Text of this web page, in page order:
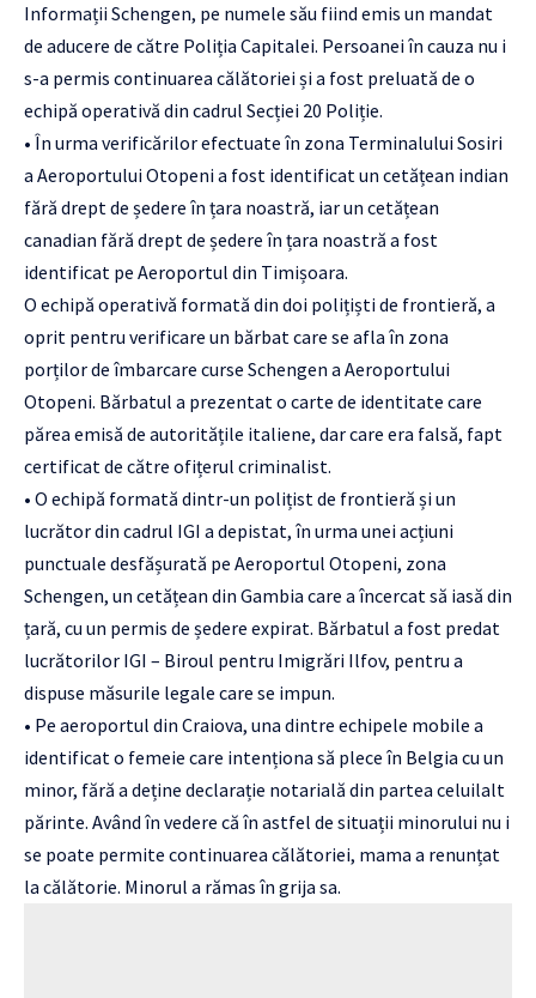
Informații Schengen, pe numele său fiind emis un mandat
de aducere de către Poliția Capitalei. Persoanei în cauza nu i
s-a permis continuarea călătoriei și a fost preluată de o
echipă operativă din cadrul Secției 20 Poliție.
• În urma verificărilor efectuate în zona Terminalului Sosiri
a Aeroportului Otopeni a fost identificat un cetățean indian
fără drept de ședere în țara noastră, iar un cetățean
canadian fără drept de ședere în țara noastră a fost
identificat pe Aeroportul din Timișoara.
O echipă operativă formată din doi polițiști de frontieră, a
oprit pentru verificare un bărbat care se afla în zona
porților de îmbarcare curse Schengen a Aeroportului
Otopeni. Bărbatul a prezentat o carte de identitate care
părea emisă de autoritățile italiene, dar care era falsă, fapt
certificat de către ofițerul criminalist.
• O echipă formată dintr-un polițist de frontieră și un
lucrător din cadrul IGI a depistat, în urma unei acțiuni
punctuale desfășurată pe Aeroportul Otopeni, zona
Schengen, un cetățean din Gambia care a încercat să iasă din
țară, cu un permis de ședere expirat. Bărbatul a fost predat
lucrătorilor IGI – Biroul pentru Imigrări Ilfov, pentru a
dispuse măsurile legale care se impun.
• Pe aeroportul din Craiova, una dintre echipele mobile a
identificat o femeie care intenționa să plece în Belgia cu un
minor, fără a deține declarație notarială din partea celuilalt
părinte. Având în vedere că în astfel de situații minorului nu i
se poate permite continuarea călătoriei, mama a renunțat
la călătorie. Minorul a rămas în grija sa.